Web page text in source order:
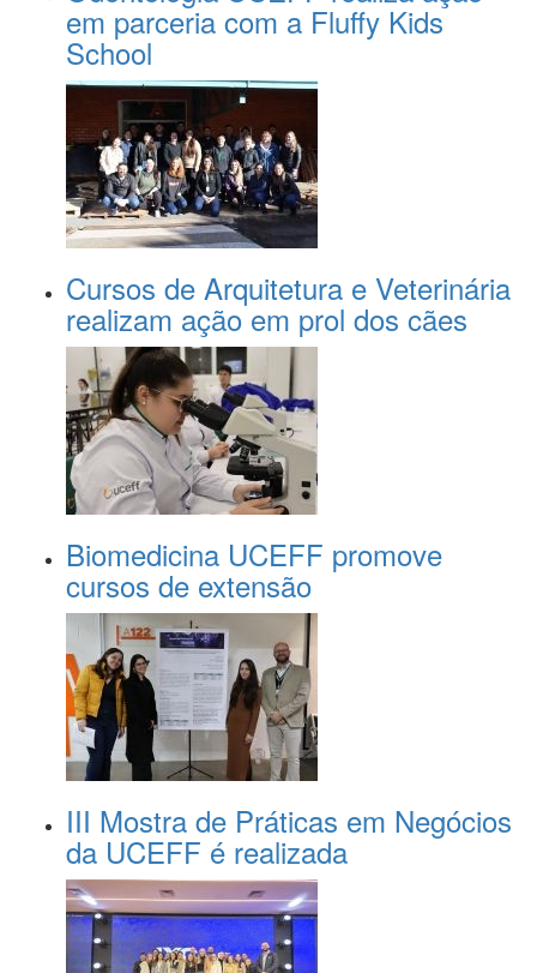
em parceria com a Fluffy Kids
School
Cursos de Arquitetura e Veterinária
realizam ação em prol dos cães
Biomedicina UCEFF promove
cursos de extensão
III Mostra de Práticas em Negócios
da UCEFF é realizada